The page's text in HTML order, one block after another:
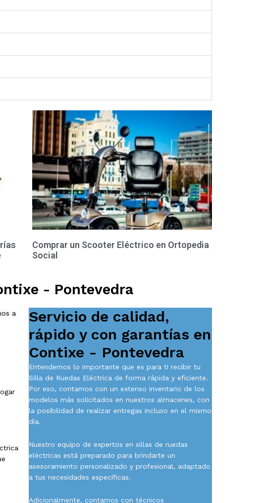
Comprar un Scooter Eléctrico en Ortopedia
Social
- Pontevedra
a
Servicio de calidad,
rápido y con garantías en
Contixe - Pontevedra
Entendemos lo importante que es para ti recibir tu
Silla de Ruedas Eléctrica de forma rápida y eficiente.
Por eso, contamos con un extenso inventario de los
modelos más solicitados en nuestros almacenes, con
la posibilidad de realizar entregas incluso en el mismo
día.
Nuestro equipo de expertos en sillas de ruedas
eléctricas está preparado para brindarte un
asesoramiento personalizado y profesional, adaptado
a tus necesidades específicas.
Adicionalmente, contamos con técnicos